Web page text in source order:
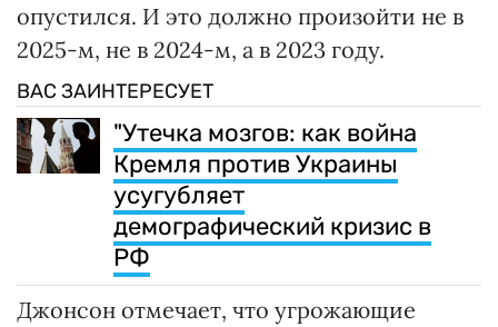
опустился. И это должно произойти не в
2025-м, не в 2024-м, а в 2023 году.
ВАС ЗАИНТЕРЕСУЕТ
"Утечка мозгов: как война
Кремля против Украины
усугубляет
демографический кризис в
РФ
Джонсон отмечает, что угрожающие